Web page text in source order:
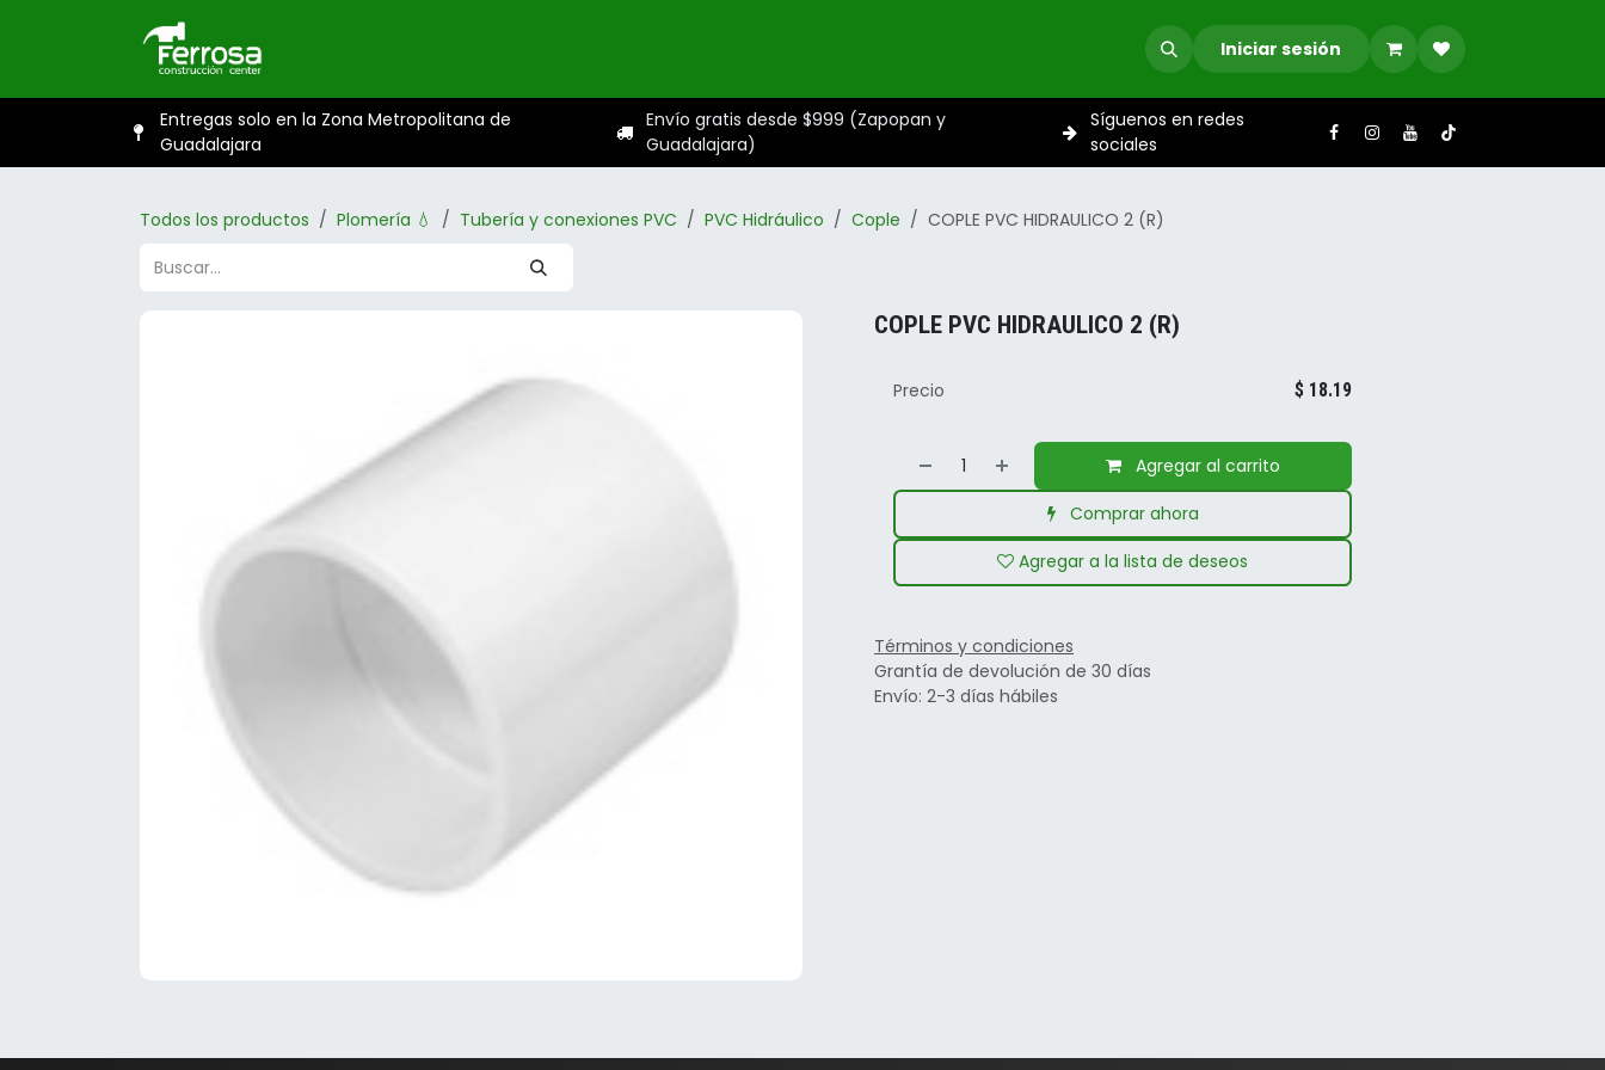
Iniciar sesión
Entregas solo en la Zona Metropolitana de
Guadalajara
Envío gratis desde $999 (Zapopan y
Guadalajara)
Síguenos en redes
sociales
Todos los productos Plomería 💧 Tubería y conexiones PVC PVC Hidráulico Cople COPLE PVC HIDRAULICO 2 (R)
COPLE PVC HIDRAULICO 2 (R)
Agregar al carrito
Comprar ahora
Agregar a la lista de deseos
Precio $ 18.19
Términos y condiciones
Grantía de devolución de 30 días
Envío: 2-3 días hábiles